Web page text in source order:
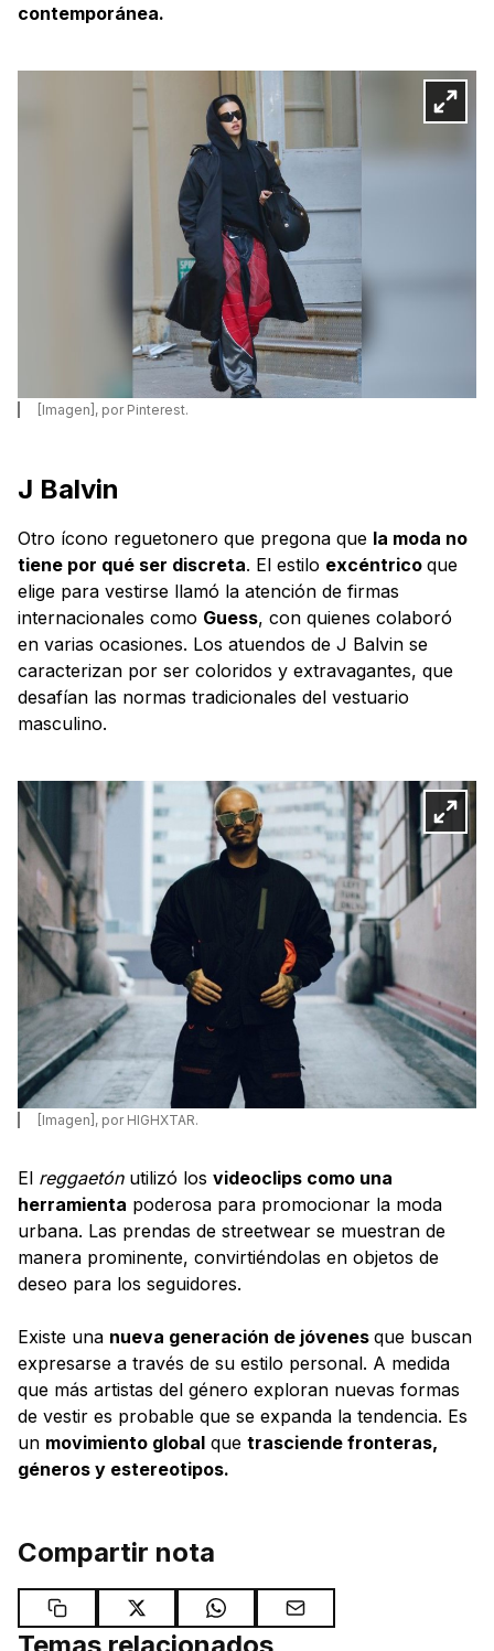
contemporánea.
[Imagen], por Pinterest.
J Balvin
Otro ícono reguetonero que pregona que la moda no
tiene por qué ser discreta. El estilo excéntrico que
elige para vestirse llamó la atención de firmas
internacionales como Guess, con quienes colaboró
en varias ocasiones. Los atuendos de J Balvin se
caracterizan por ser coloridos y extravagantes, que
desafían las normas tradicionales del vestuario
masculino.
[Imagen], por HIGHXTAR.
El reggaetón utilizó los videoclips como una
herramienta poderosa para promocionar la moda
urbana. Las prendas de streetwear se muestran de
manera prominente, convirtiéndolas en objetos de
deseo para los seguidores.
Existe una nueva generación de jóvenes que buscan
expresarse a través de su estilo personal. A medida
que más artistas del género exploran nuevas formas
de vestir es probable que se expanda la tendencia. Es
un movimiento global que trasciende fronteras,
géneros y estereotipos.
Compartir nota